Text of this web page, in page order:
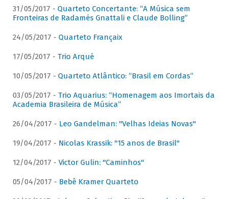
31/05/2017 - Quarteto Concertante: “A Música sem
Fronteiras de Radamés Gnattali e Claude Bolling”
24/05/2017 - Quarteto Françaix
17/05/2017 - Trio Arqué
10/05/2017 - Quarteto Atlântico: “Brasil em Cordas”
03/05/2017 - Trio Aquarius: “Homenagem aos Imortais da
Academia Brasileira de Música”
26/04/2017 - Leo Gandelman: "Velhas Ideias Novas"
19/04/2017 - Nicolas Krassik: "15 anos de Brasil"
12/04/2017 - Victor Gulin: "Caminhos"
05/04/2017 - Bebê Kramer Quarteto